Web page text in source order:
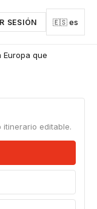
SESIÓN 🇪🇸 es
Europa que
itinerario editable.